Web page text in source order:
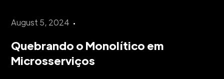
August 5, 2024
Quebrando o Monolítico em
Microsserviços